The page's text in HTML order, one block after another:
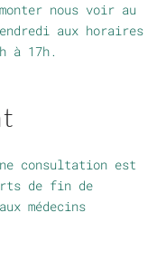
nous voir au
aux horaires
à 17h.
consultation est
de fin de
médecins